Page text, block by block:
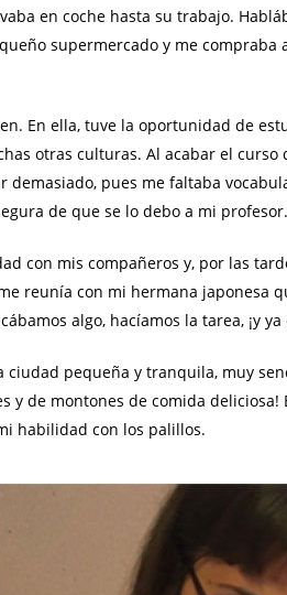
en coche hasta su trabajo.
supermercado y me
En ella, tuve la oportunidad de
otras culturas. Al acabar el curso
pues me faltaba
de que se lo debo a mi profesor.
con mis compañeros y, por las
reunía con mi hermana japonesa
algo, hacíamos la tarea, ¡y
pequeña y tranquila, muy
y de montones de comida
habilidad con los palillos.